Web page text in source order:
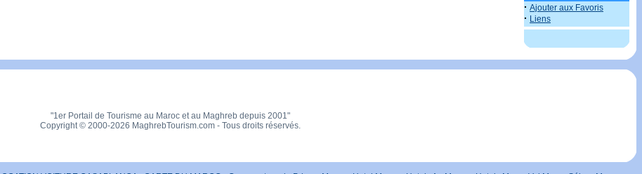
· Ajouter aux Favoris
· Liens
"1er Portail de Tourisme au Maroc et au Maghreb depuis 2001"
Copyright © 2000-2026 MaghrebTourism.com - Tous droits réservés.